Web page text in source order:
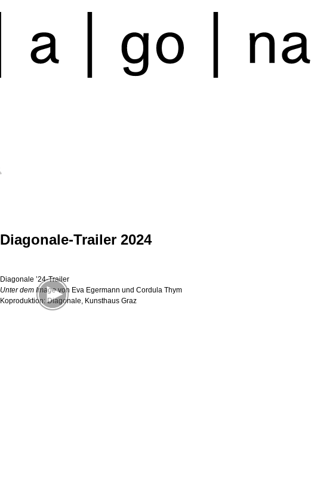
Diagonale-Trailer 2024
Diagonale ’24-Trailer
Unter dem Imagevon Eva Egermann und Cordula Thym
Koproduktion: Diagonale, Kunsthaus Graz